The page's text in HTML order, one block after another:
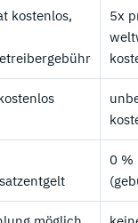
kostenlos,
5x
0 %